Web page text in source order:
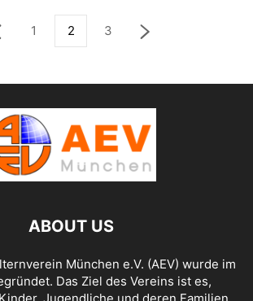
1 2 3
ABOUT US
München e.V. (AEV) wurde im
Das Ziel des Vereins ist es,